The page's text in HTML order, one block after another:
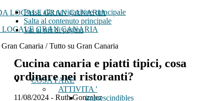
Passa alla navigazione principale
Salta al contenuto principale
Vai al piè di pagina
LOCALE GRAN CANARIA
Canaria / Tutto su Gran Canaria
COSA FARE
ATTIVITA '
imprescindibles
Cucina canaria e piatti tipici, cosa
ordinare nei ristoranti?
11/08/2024 - Ruth Gonzalez